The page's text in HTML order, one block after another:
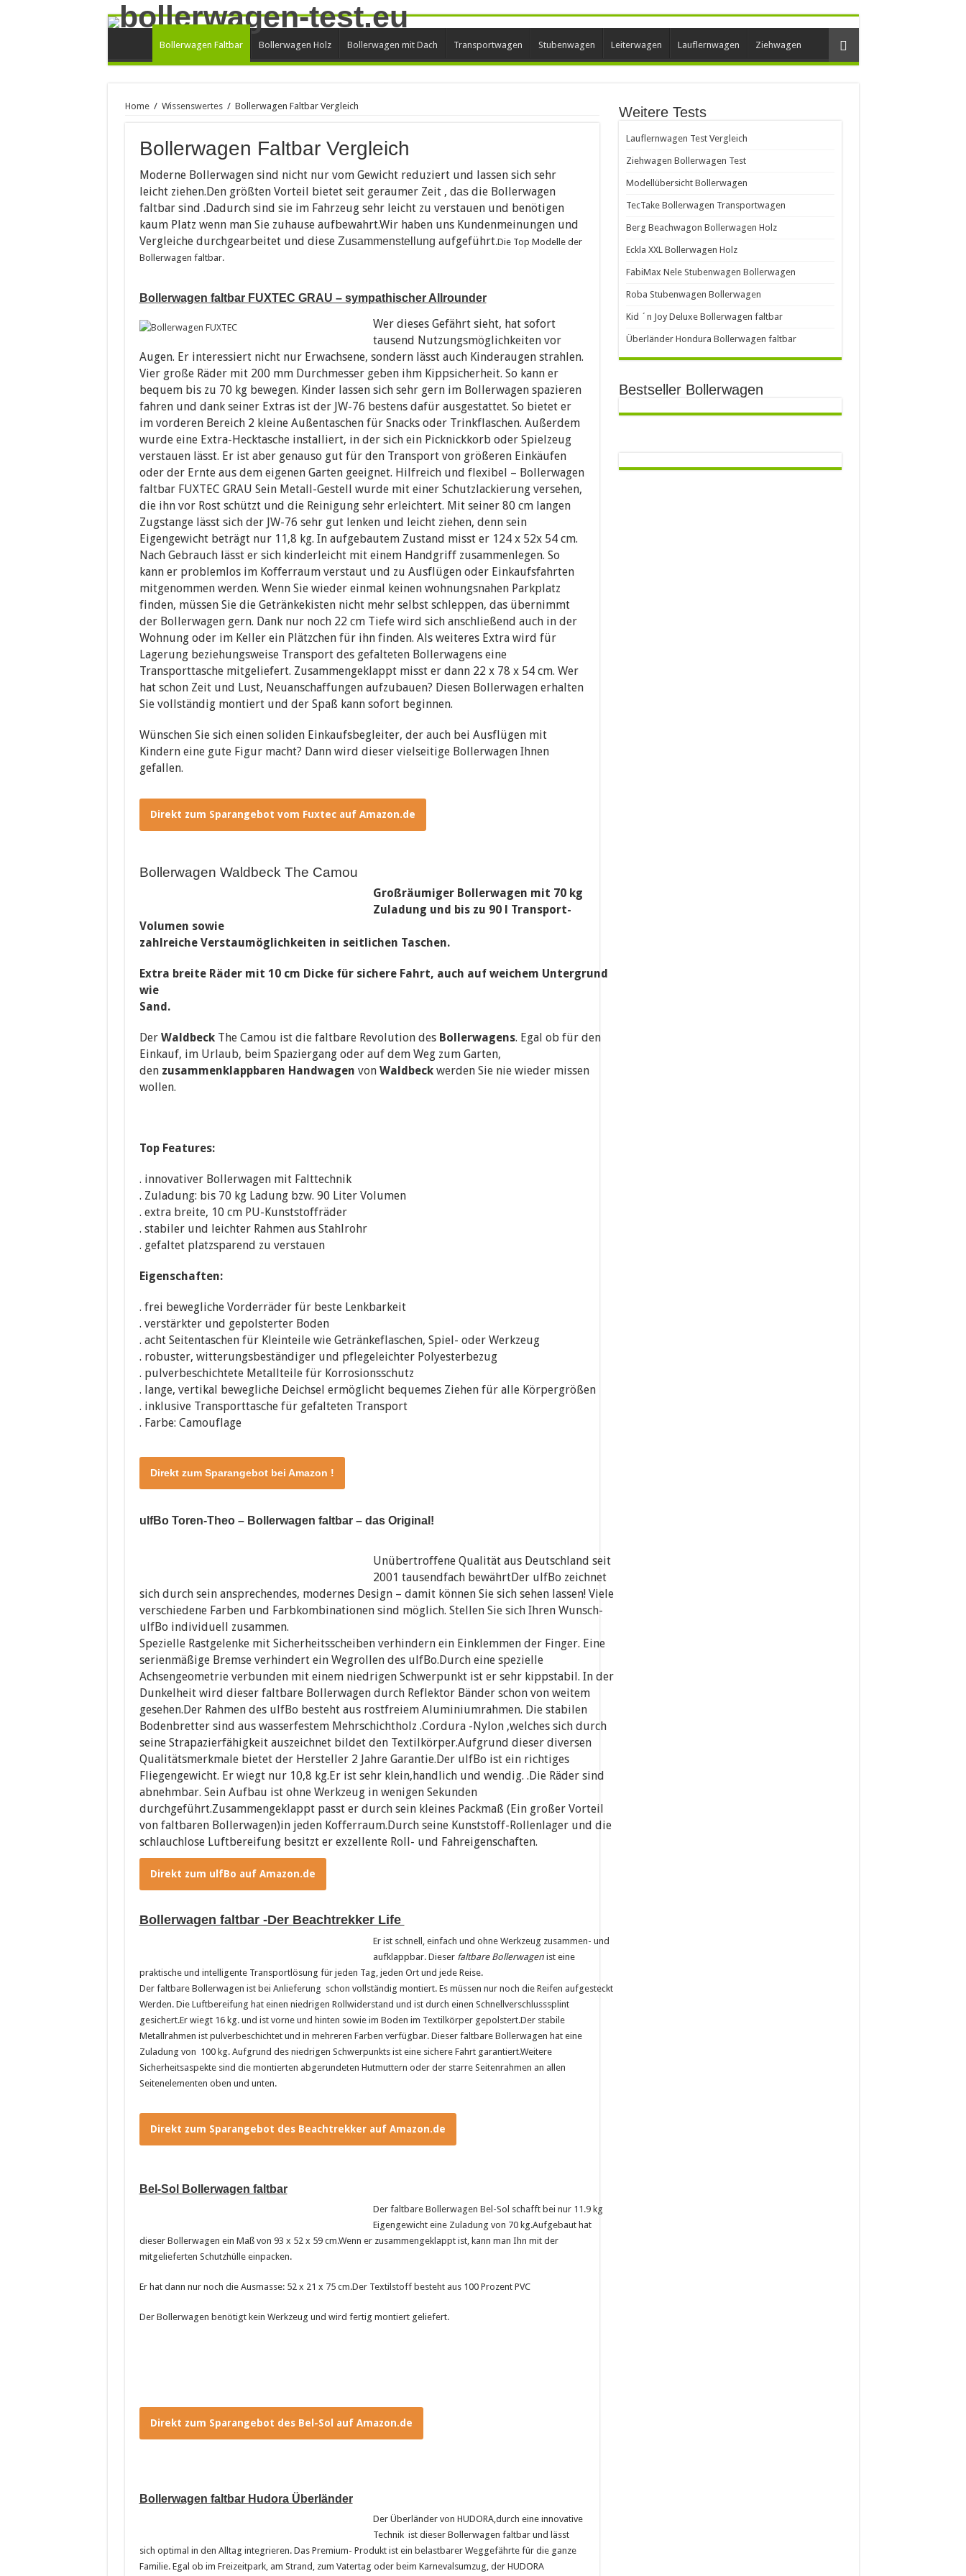
Bollerwagen Faltbar Bollerwagen Holz Bollerwagen mit Dach Transportwagen Stubenwagen Leiterwagen Lauflernwagen Ziehwagen
Home / Wissenswertes / Bollerwagen Faltbar Vergleich
Bollerwagen Faltbar Vergleich
Moderne Bollerwagen sind nicht nur vom Gewicht reduziert und lassen sich sehr
leicht ziehen.Den größten Vorteil bietet seit geraumer Zeit , dasdie Bollerwagen
faltbar sind .Dadurch sind sie im Fahrzeug sehr leicht zu verstauen und benötigen
kaum Platz wenn man Sie zuhause aufbewahrt.Wir haben uns Kundenmeinungen und
Vergleiche durchgearbeitet und diese Zusammenstellung aufgeführt.Die Top Modelle der
Bollerwagen faltbar.
Bollerwagen faltbar FUXTEC GRAU – sympathischer Allrounder
Wer dieses Gefährt sieht, hat sofort
tausend Nutzungsmöglichkeiten vor
Augen. Er interessiert nicht nur Erwachsene, sondern lässt auch Kinderaugen strahlen.
Vier große Räder mit 200 mm Durchmesser geben ihm Kippsicherheit. So kann er
bequem bis zu 70 kg bewegen. Kinder lassen sich sehr gern im Bollerwagen spazieren
fahren und dank seiner Extras ist der JW-76 bestens dafür ausgestattet. So bietet er
im vorderen Bereich 2 kleine Außentaschen für Snacks oder Trinkflaschen. Außerdem
wurde eine Extra-Hecktasche installiert, in der sich ein Picknickkorb oder Spielzeug
verstauen lässt. Er ist aber genauso gut für den Transport von größeren Einkäufen
oder der Ernte aus dem eigenen Garten geeignet. Hilfreich und flexibel – Bollerwagen
faltbar FUXTEC GRAU Sein Metall-Gestell wurde mit einer Schutzlackierung versehen,
die ihn vor Rost schützt und die Reinigung sehr erleichtert. Mit seiner 80 cm langen
Zugstange lässt sich der JW-76 sehr gut lenken und leicht ziehen, denn sein
Eigengewicht beträgt nur 11,8 kg. In aufgebautem Zustand misst er 124 x 52x 54 cm.
Nach Gebrauch lässt er sich kinderleicht mit einem Handgriff zusammenlegen. So
kann er problemlos im Kofferraum verstaut und zu Ausflügen oder Einkaufsfahrten
mitgenommen werden. Wenn Sie wieder einmal keinen wohnungsnahen Parkplatz
finden, müssen Sie die Getränkekisten nicht mehr selbst schleppen, das übernimmt
der Bollerwagen gern. Dank nur noch 22 cm Tiefe wird sich anschließend auch in der
Wohnung oder im Keller ein Plätzchen für ihn finden. Als weiteres Extra wird für
Lagerung beziehungsweise Transport des gefalteten Bollerwagens eine
Transporttasche mitgeliefert. Zusammengeklappt misst er dann 22 x 78 x 54 cm. Wer
hat schon Zeit und Lust, Neuanschaffungen aufzubauen? Diesen Bollerwagen erhalten
Sie vollständig montiert und der Spaß kann sofort beginnen.
Wünschen Sie sich einen soliden Einkaufsbegleiter, der auch bei Ausflügen mit
Kindern eine gute Figur macht? Dann wird dieser vielseitige Bollerwagen Ihnen
gefallen.
Direkt zum Sparangebot vom Fuxtec auf Amazon.de
Bollerwagen Waldbeck The Camou
Großräumiger Bollerwagen mit 70 kg
Zuladung und bis zu 90 l Transport-
Volumen sowie
zahlreiche Verstaumöglichkeiten in seitlichen Taschen.
Extra breite Räder mit 10 cm Dicke für sichere Fahrt, auch auf weichem Untergrund
wie
Sand.
Der WaldbeckThe Camou ist die faltbare Revolution des Bollerwagens. Egal ob für den
Einkauf, im Urlaub, beim Spaziergang oder auf dem Weg zum Garten,
denzusammenklappbaren Handwagen von Waldbeckwerden Sie nie wieder missen
wollen.
Top Features:
. innovativer Bollerwagen mit Falttechnik
. Zuladung: bis 70 kg Ladung bzw. 90 Liter Volumen
. extra breite, 10 cm PU-Kunststoffräder
. stabiler und leichter Rahmen aus Stahlrohr
. gefaltet platzsparend zu verstauen
Eigenschaften:
. frei bewegliche Vorderräder für beste Lenkbarkeit
. verstärkter und gepolsterter Boden
. acht Seitentaschen für Kleinteile wie Getränkeflaschen, Spiel- oder Werkzeug
. robuster, witterungsbeständiger und pflegeleichter Polyesterbezug
. pulverbeschichtete Metallteile für Korrosionsschutz
. lange, vertikal bewegliche Deichsel ermöglicht bequemes Ziehen für alle Körpergrößen
. inklusive Transporttasche für gefalteten Transport
. Farbe: Camouflage
Direkt zum Sparangebot bei Amazon !
ulfBo Toren-Theo – Bollerwagen faltbar – das Original!
Unübertroffene Qualität aus Deutschland seit
2001 tausendfach bewährtDer ulfBo zeichnet
sich durch sein ansprechendes, modernes Design – damit können Sie sich sehen lassen! Viele
verschiedene Farben und Farbkombinationen sind möglich. Stellen Sie sich Ihren Wunsch-
ulfBo individuell zusammen.
Spezielle Rastgelenke mit Sicherheitsscheiben verhindern ein Einklemmen der Finger. Eine
serienmäßige Bremse verhindert ein Wegrollen des ulfBo.Durch eine spezielle
Achsengeometrie verbunden mit einem niedrigen Schwerpunkt ist er sehr kippstabil. In der
Dunkelheit wird dieser faltbare Bollerwagen durch Reflektor Bänder schon von weitem
gesehen.Der Rahmen des ulfBo besteht aus rostfreiem Aluminiumrahmen. Die stabilen
Bodenbretter sind aus wasserfestem Mehrschichtholz .Cordura -Nylon ,welches sich durch
seine Strapazierfähigkeit auszeichnet bildet den Textilkörper.Aufgrund dieser diversen
Qualitätsmerkmale bietet der Hersteller 2 Jahre Garantie.Der ulfBo ist ein richtiges
Fliegengewicht. Er wiegt nur 10,8 kg.Er ist sehr klein,handlich und wendig. .Die Räder sind
abnehmbar. Sein Aufbau ist ohne Werkzeug in wenigen Sekunden
durchgeführt.Zusammengeklappt passt er durch sein kleines Packmaß (Ein großer Vorteil
von faltbaren Bollerwagen)in jeden Kofferraum.Durch seine Kunststoff-Rollenlager und die
schlauchlose Luftbereifung besitzt er exzellente Roll- und Fahreigenschaften.
Direkt zum ulfBo auf Amazon.de
Bollerwagen faltbar -Der Beachtrekker Life
Er ist schnell, einfach und ohne Werkzeug zusammen- und
aufklappbar. Dieser faltbare Bollerwagenist eine
praktische und intelligente Transportlösung für jeden Tag, jeden Ort und jede Reise.
Der faltbare Bollerwagen ist bei Anlieferung schon vollständig montiert. Es müssen nur noch die Reifen aufgesteckt
Werden. Die Luftbereifung hat einen niedrigen Rollwiderstand und ist durch einen Schnellverschlusssplint
gesichert.Er wiegt 16 kg. und ist vorne und hinten sowie im Boden im Textilkörper gepolstert.Der stabile
Metallrahmen ist pulverbeschichtet und in mehreren Farben verfügbar. Dieser faltbare Bollerwagen hat eine
Zuladung von 100 kg. Aufgrund des niedrigen Schwerpunkts ist eine sichere Fahrt garantiert.Weitere
Sicherheitsaspekte sind die montierten abgerundeten Hutmuttern oder der starre Seitenrahmen an allen
Seitenelementen oben und unten.
Direkt zum Sparangebot des Beachtrekker auf Amazon.de
Bel-Sol Bollerwagen faltbar
Der faltbare Bollerwagen Bel-Sol schafft bei nur 11.9 kg
Eigengewicht eine Zuladung von 70 kg.Aufgebaut hat
dieser Bollerwagen ein Maß von 93 x 52 x 59 cm.Wenn er zusammengeklappt ist, kann man Ihn mit der
mitgelieferten Schutzhülle einpacken.
Er hat dann nur noch die Ausmasse: 52 x 21 x 75 cm.Der Textilstoff besteht aus 100 Prozent PVC
Der Bollerwagen benötigt kein Werkzeug und wird fertig montiert geliefert.
Direkt zum Sparangebot des Bel-Sol auf Amazon.de
Bollerwagen faltbar Hudora Überländer
Der Überländer von HUDORA,durch eine innovative
Technik ist dieser Bollerwagen faltbar und lässt
sich optimal in den Alltag integrieren. Das Premium- Produkt ist ein belastbarer Weggefährte für die ganze
Familie. Egal ob im Freizeitpark, am Strand, zum Vatertag oder beim Karnevalsumzug, der HUDORA
Weitere Tests
Lauflernwagen Test Vergleich
Ziehwagen Bollerwagen Test
Modellübersicht Bollerwagen
TecTake Bollerwagen Transportwagen
Berg Beachwagon Bollerwagen Holz
Eckla XXL Bollerwagen Holz
FabiMax Nele Stubenwagen Bollerwagen
Roba Stubenwagen Bollerwagen
Kid ´n Joy Deluxe Bollerwagen faltbar
Überländer Hondura Bollerwagen faltbar
Bestseller Bollerwagen